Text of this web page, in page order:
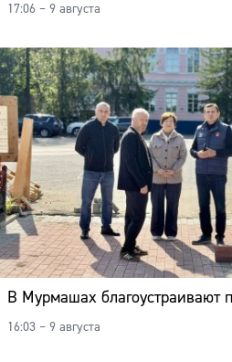
17:06 – 9 августа
В Мурмашах благоустраивают
16:03 – 9 августа